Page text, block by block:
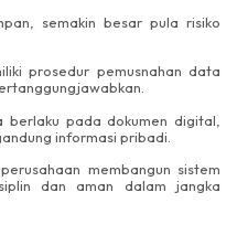
semakin besar pula risiko
prosedur pemusnahan data
berlaku pada dokumen digital,
informasi pribadi.
membangun sistem
dan aman dalam jangka